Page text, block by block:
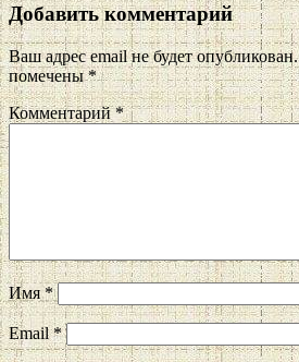
Добавить комментарий
Ваш адрес email не будет опубликован.
помечены*
Комментарий*
Имя*
Email*